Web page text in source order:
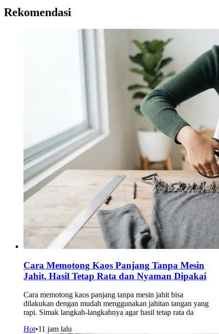
Rekomendasi
Cara Memotong Kaos Panjang Tanpa Mesin
Jahit, Hasil Tetap Rata dan Nyaman Dipakai
Cara memotong kaos panjang tanpa mesin jahit bisa
dilakukan dengan mudah menggunakan jahitan tangan yang
rapi. Simak langkah-langkahnya agar hasil tetap rata da
Hot•11 jam lalu